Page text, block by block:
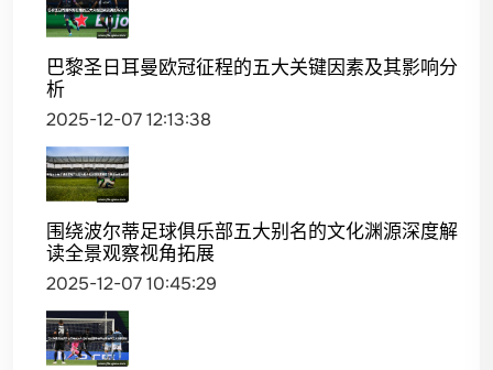
巴黎圣日耳曼欧冠征程的五大关键因素及其影响分
析
2025-12-07 12:13:38
围绕波尔蒂足球俱乐部五大别名的文化渊源深度解
读全景观察视角拓展
2025-12-07 10:45:29